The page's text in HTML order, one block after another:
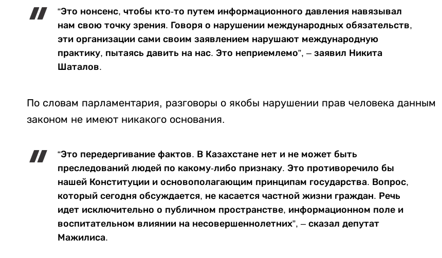
“Это нонсенс, чтобы кто-то путем информационного давления навязывал
нам свою точку зрения. Говоря о нарушении международных обязательств,
эти организации сами своим заявлением нарушают международную
практику, пытаясь давить на нас. Это неприемлемо”, – заявил Никита
Шаталов.
По словам парламентария, разговоры о якобы нарушении прав человека данным
законом не имеют никакого основания.
“Это передергивание фактов. В Казахстане нет и не может быть
преследований людей по какому-либо признаку. Это противоречило бы
нашей Конституции и основополагающим принципам государства. Вопрос,
который сегодня обсуждается, не касается частной жизни граждан. Речь
идет исключительно о публичном пространстве, информационном поле и
воспитательном влиянии на несовершеннолетних”, – сказал депутат
Мажилиса.